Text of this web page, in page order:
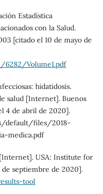
Estadística
con la Salud.
[citado el 10 de mayo de
Volume1.pdf
hidatidosis.
salud [Internet]. Buenos
4 de abril de 2020].
default/files/2018-
medica.pdf
[Internet]. USA: Institute for
de septiembre de 2020].
tool